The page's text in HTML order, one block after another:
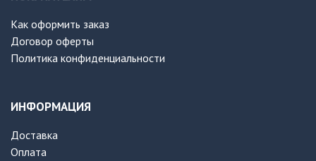
Как оформить заказ
Договор оферты
Политика конфиденциальности
ИНФОРМАЦИЯ
Доставка
Оплата